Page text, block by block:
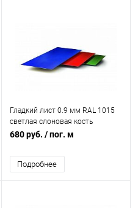
Гладкий лист 0.9 мм RAL 1015
светлая слоновая кость
680 руб. / пог. м
Подробнее